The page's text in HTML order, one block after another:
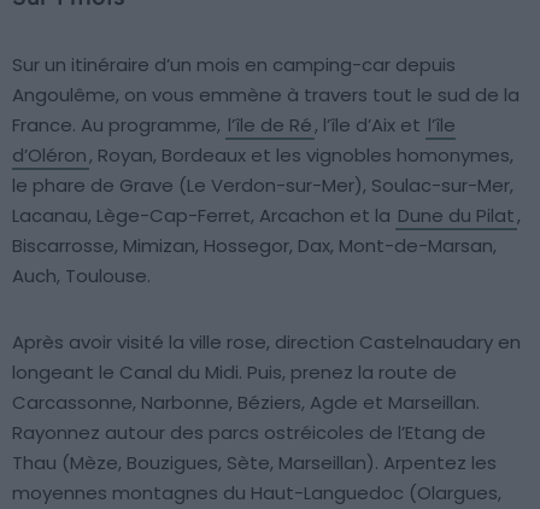
Sur un itinéraire d’un mois en camping-car depuis
Angoulême, on vous emmène à travers tout le sud de la
France. Au programme, l’île de Ré, l’île d’Aix et l’île
d’Oléron, Royan, Bordeaux et les vignobles homonymes,
le phare de Grave (Le Verdon-sur-Mer), Soulac-sur-Mer,
Lacanau, Lège-Cap-Ferret, Arcachon et la Dune du Pilat,
Biscarrosse, Mimizan, Hossegor, Dax, Mont-de-Marsan,
Auch, Toulouse.
Après avoir visité la ville rose, direction Castelnaudary en
longeant le Canal du Midi. Puis, prenez la route de
Carcassonne, Narbonne, Béziers, Agde et Marseillan.
Rayonnez autour des parcs ostréicoles de l’Etang de
Thau (Mèze, Bouzigues, Sète, Marseillan). Arpentez les
moyennes montagnes du Haut-Languedoc (Olargues,